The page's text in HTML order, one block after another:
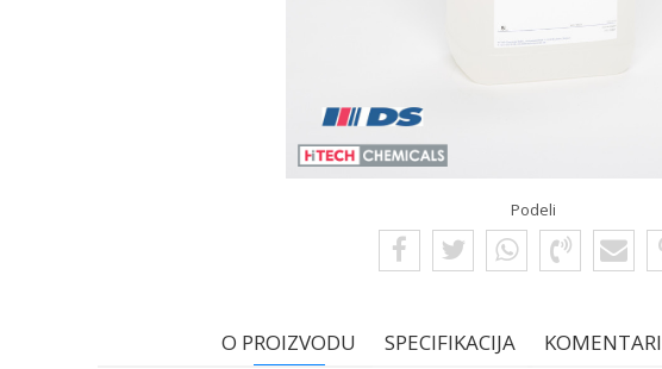
Podeli
O PROIZVODU SPECIFIKACIJA KOMENTARI